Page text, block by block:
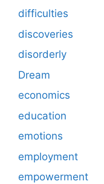
difficulties
discoveries
disorderly
Dream
economics
education
emotions
employment
empowerment